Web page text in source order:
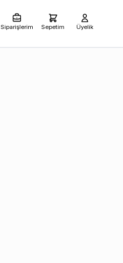
Siparişlerim Sepetim Üyelik